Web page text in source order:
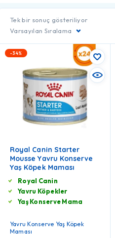
Tek bir sonuç gösteriliyor
Varsayılan Sıralama
-34%
Royal Canin Starter
Mousse Yavru Konserve
Yaş Köpek Maması
Royal Canin
Yavru Köpekler
Yaş Konserve Mama
Yavru Konserve Yaş Köpek
Maması